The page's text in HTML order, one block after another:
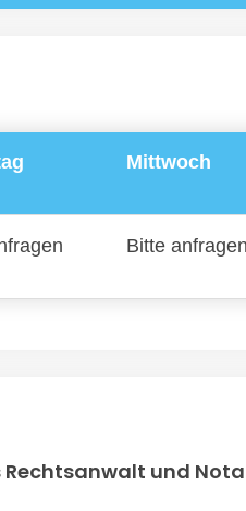
Mittwoch
Bitte anfragen
Rechtsanwalt und